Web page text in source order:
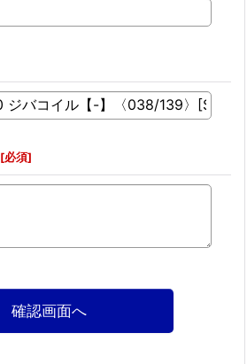
[必須]
確認画面へ